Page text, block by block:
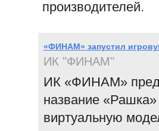
производителей.
«ФИНАМ» запустил
ИК "ФИНАМ"
ИК «ФИНАМ»
название
виртуальную